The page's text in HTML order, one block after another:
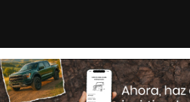
DESTINOS TURÍS...Con emotivo